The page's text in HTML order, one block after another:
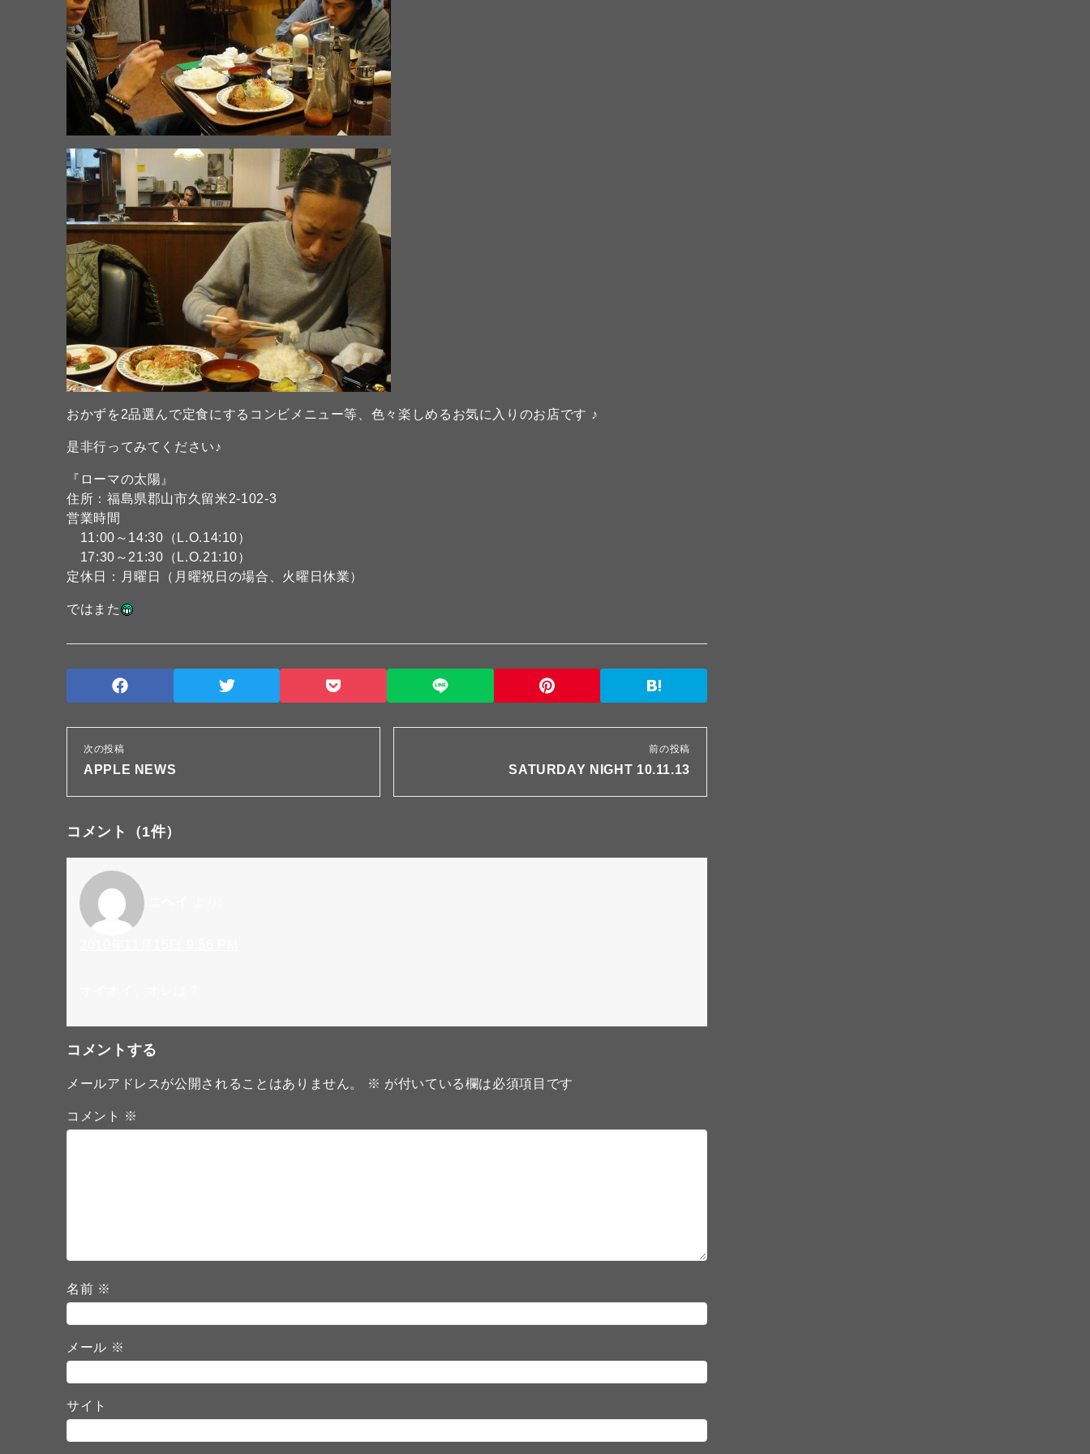
おかずを2品選んで定食にするコンビメニュー等、色々楽しめるお気に入りのお店です ♪
是非行ってみてください♪
『ローマの太陽』
住所：福島県郡山市久留米2-102-3
営業時間
11:00～14:30（L.O.14:10）
17:30～21:30（L.O.21:10）
定休日：月曜日（月曜祝日の場合、火曜日休業）
ではまた
次の投稿
APPLE NEWS
前の投稿
SATURDAY NIGHT 10.11.13
コメント （1件）
コメントする
メールアドレスが公開されることはありません。 ※ が付いている欄は必須項目です
コメント ※
名前 ※
メール ※
サイト